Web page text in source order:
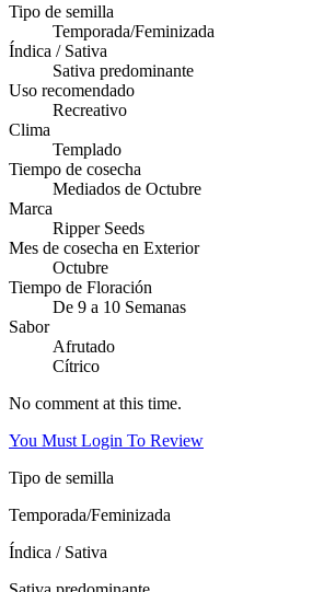
Tipo de semilla
Temporada/Feminizada
Índica / Sativa
Sativa predominante
Uso recomendado
Recreativo
Clima
Templado
Tiempo de cosecha
Mediados de Octubre
Marca
Ripper Seeds
Mes de cosecha en Exterior
Octubre
Tiempo de Floración
De 9 a 10 Semanas
Sabor
Afrutado
Cítrico
No comment at this time.
You Must Login To Review
Tipo de semilla
Temporada/Feminizada
Índica / Sativa